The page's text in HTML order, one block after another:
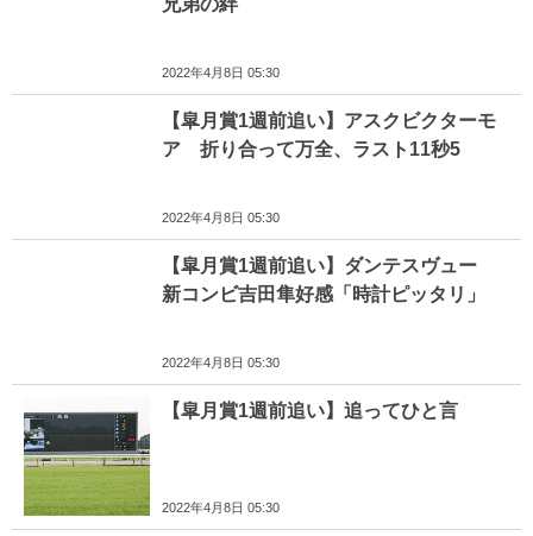
兄弟の絆
2022年4月8日 05:30
【皐月賞1週前追い】アスクビクターモ
ア 折り合って万全、ラスト11秒5
2022年4月8日 05:30
【皐月賞1週前追い】ダンテスヴュー
新コンビ吉田隼好感「時計ピッタリ」
2022年4月8日 05:30
【皐月賞1週前追い】追ってひと言
2022年4月8日 05:30